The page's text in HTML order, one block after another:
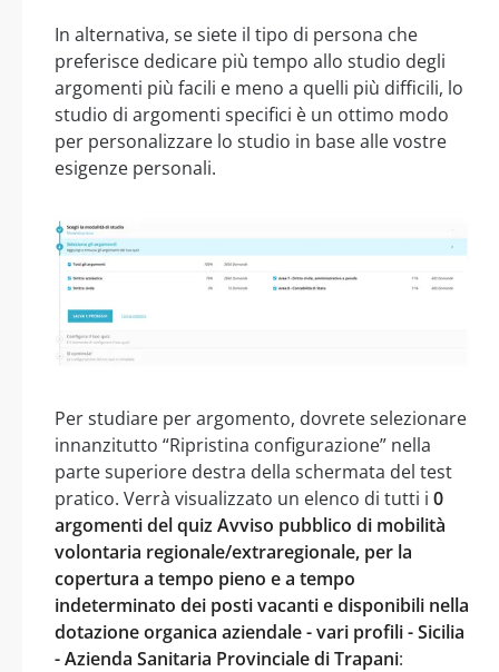
In alternativa, se siete il tipo di persona che
preferisce dedicare più tempo allo studio degli
argomenti più facili e meno a quelli più difficili, lo
studio di argomenti specifici è un ottimo modo
per personalizzare lo studio in base alle vostre
esigenze personali.
Per studiare per argomento, dovrete selezionare
innanzitutto “Ripristina configurazione” nella
parte superiore destra della schermata del test
pratico. Verrà visualizzato un elenco di tutti i 0
argomenti del quiz Avviso pubblico di mobilità
volontaria regionale/extraregionale, per la
copertura a tempo pieno e a tempo
indeterminato dei posti vacanti e disponibili nella
dotazione organica aziendale - vari profili - Sicilia
- Azienda Sanitaria Provinciale di Trapani: